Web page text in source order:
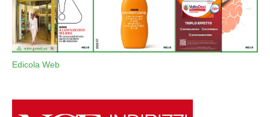
Edicola Web